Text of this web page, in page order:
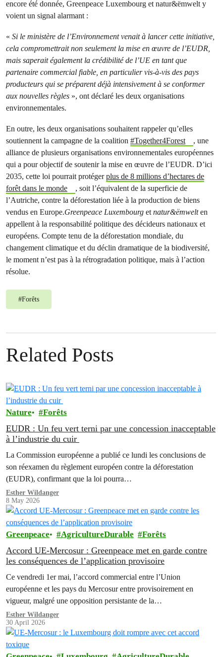
encore été donnée, Greenpeace Luxembourg et natur&ëmwelt y
voient un signal alarmant :
« Si le ministère de l’Environnement venait à lancer cette initiative,
cela compromettrait non seulement la mise en œuvre de l’EUDR,
mais saperait également la crédibilité de l’UE en tant que
partenaire commercial fiable, en particulier vis-à-vis des pays
producteurs qui se préparent déjà intensivement à se conformer
aux nouvelles règles », ont déclaré les deux organisations
environnementales.
En outre, les deux organisations souhaitent rappeler qu’elles
soutiennent la campagne de la coalition #Together4Forest
, une
alliance de plusieurs organisations environnementales européennes
qui a pour objectif de soutenir la mise en œuvre de l’EUDR. D’ici
2035, cette loi pourrait protégerplus de 8 millions d’hectares de
forêt dans le monde
, soit l’équivalent de la superficie de
l’Autriche, contre la déforestation liée à la production de biens
vendus en Europe.Greenpeace Luxembourg etnatur&ëmwelten
appellent à la responsabilité politique des décideurs nationaux et
européens. Compte tenu de la déforestation mondiale, du
changement climatique et du déclin dramatique de la biodiversité,
le moment n’est pas à la rétrogradation politique, mais à l’action
résolue.
#Forêts
Related Posts
Nature Forêts
EUDR : Un feu vert terni par une concession inacceptable
à l’industrie du cuir
La Commission européenne a publié ce lundi les conclusions de
son réexamen du règlement européen contre la déforestation
(EUDR), confirmant que la loi pourra…
Esther Wildanger
8 May 2026
Greenpeace AgricultureDurable Forêts
Accord UE-Mercosur : Greenpeace met en garde contre
les conséquences de l’application provisoire
Ce vendredi 1er mai, l’accord commercial entre l’Union
européenne et les pays du Mercosur entre provisoirement en
vigueur, malgré une opposition persistante de la…
Esther Wildanger
30 April 2026